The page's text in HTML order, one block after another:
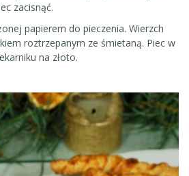
zacisnąć.
papierem do pieczenia. Wierzch
roztrzepanym ze śmietaną. Piec w
na złoto.